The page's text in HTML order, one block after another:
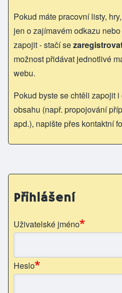
Pokud máte pracovní listy,
jen o zajímavém odkazu
zapojit - stačí se
možnost přidávat jednotlivé
webu.
Pokud byste se chtěli zapojit
obsahu (např. propojování
apd.), napište přes kontaktní
Přihlášení
Uživatelské jméno
Heslo